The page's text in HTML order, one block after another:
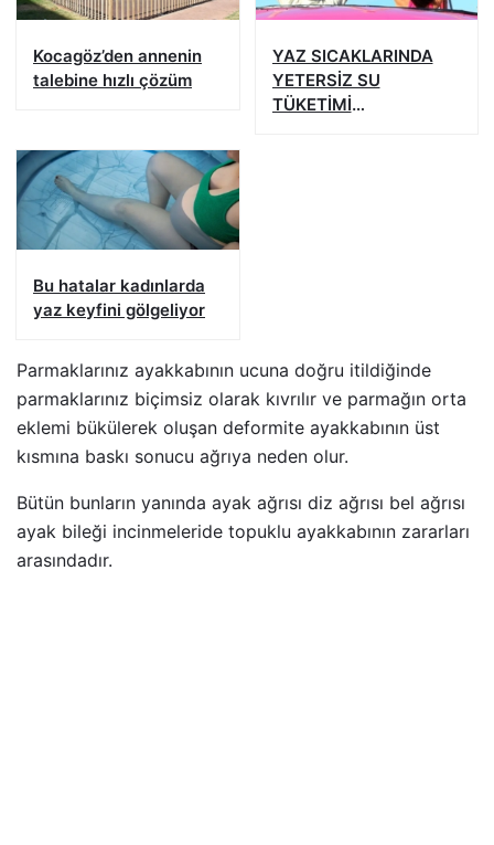
Kocagöz’den annenin
talebine hızlı çözüm
YAZ SICAKLARINDA
YETERSİZ SU
TÜKETİMİ
Bu hatalar kadınlarda
yaz keyfini gölgeliyor
Parmaklarınız ayakkabının ucuna doğru itildiğinde
parmaklarınız biçimsiz olarak kıvrılır ve parmağın orta
eklemi bükülerek oluşan deformite ayakkabının üst
kısmına baskı sonucu ağrıya neden olur.
Bütün bunların yanında ayak ağrısı diz ağrısı bel ağrısı
ayak bileği incinmeleride topuklu ayakkabının zararları
arasındadır.